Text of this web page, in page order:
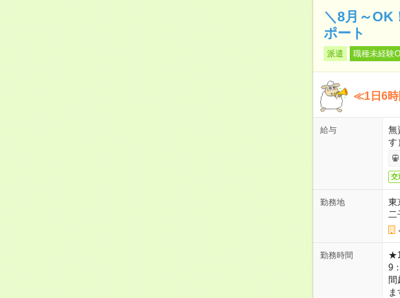
＼8月～OK
ポート
派遣 職種未経験
≪1日6時
給与
無
す
交
勤務地
東
二
勤務時間
9
間